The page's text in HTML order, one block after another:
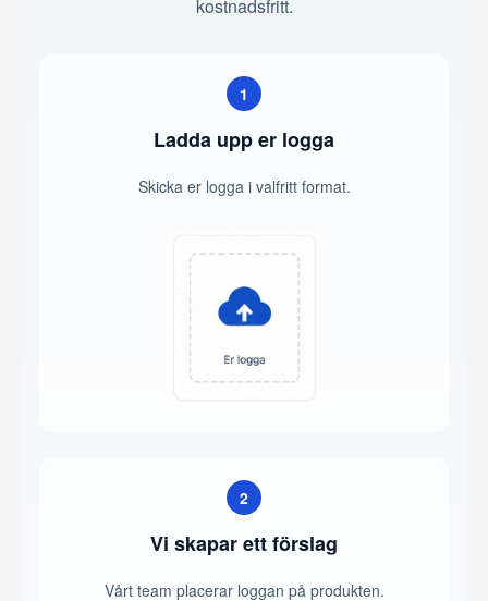
kostnadsfritt.
1
Ladda upp er logga
Skicka er logga i valfritt format.
2
Vi skapar ett förslag
Vårt team placerar loggan på produkten.